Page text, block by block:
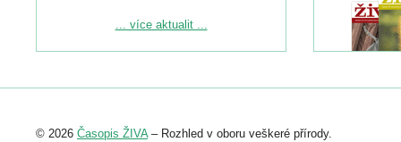
Podrobnější informace ke konferenci
Registrovat se můžete do 6. září.
abstraktu přihlášené přednášky nebo
... více aktualit ...
© 2026 Časopis ŽIVA– Rozhled v oboru veškeré přírody.